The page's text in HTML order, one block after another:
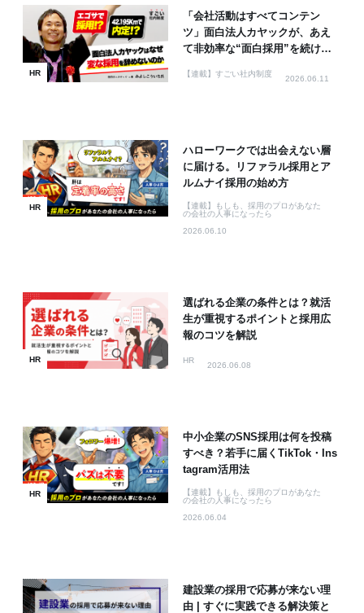
HR
「会社活動はすべてコンテン
ツ」面白法人カヤックが、あえ
て非効率な“面白採用”を続ける
【連載】すごい社内制度
2026.06.11
HR
ハローワークでは出会えない層
に届ける。リファラル採用とア
ルムナイ採用の始め方
【連載】もしも、採用のプロがあなた
の会社の人事になったら
2026.06.10
HR
選ばれる企業の条件とは？就活
生が重視するポイントと採用広
報のコツを解説
HR
2026.06.08
HR
中小企業のSNS採用は何を投稿
すべき？若手に届くTikTok・Ins
tagram活用法
【連載】もしも、採用のプロがあなた
の会社の人事になったら
2026.06.04
建設業の採用で応募が来ない理
由 | すぐに実践できる解決策と